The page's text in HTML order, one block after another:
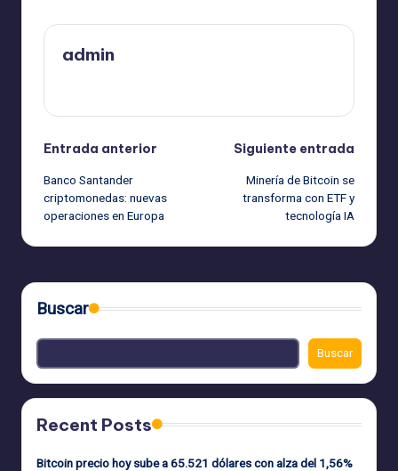
admin
Navegación
de
entradas
Entrada anterior
Banco Santander
criptomonedas: nuevas
operaciones en Europa
Siguiente entrada
Minería de Bitcoin se
transforma con ETF y
tecnología IA
Buscar
Buscar
Recent Posts
Bitcoin precio hoy sube a 65.521 dólares con alza del 1,56%